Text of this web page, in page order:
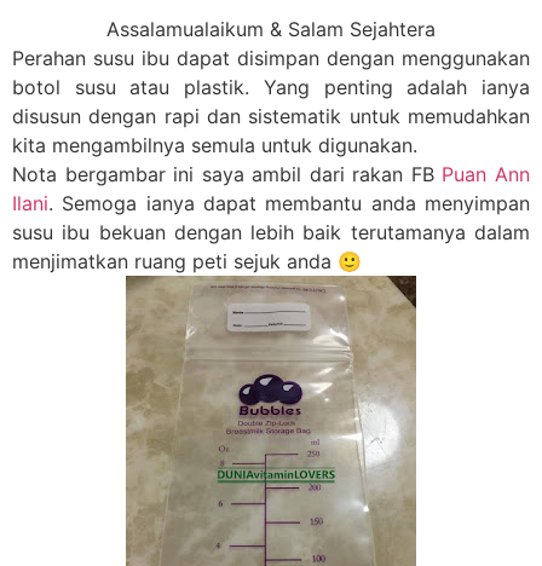
Assalamualaikum & Salam Sejahtera
Perahan susu ibu dapat disimpan dengan menggunakan
botol susu atau plastik. Yang penting adalah ianya
disusun dengan rapi dan sistematik untuk memudahkan
kita mengambilnya semula untuk digunakan.
Nota bergambar ini saya ambil dari rakan FB Puan Ann
Ilani. Semoga ianya dapat membantu anda menyimpan
susu ibu bekuan dengan lebih baik terutamanya dalam
menjimatkan ruang peti sejuk anda 🙂